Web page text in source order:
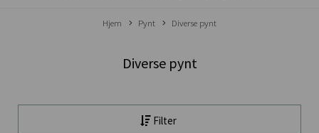
Hjem Pynt Diverse pynt
Diverse pynt
Filter